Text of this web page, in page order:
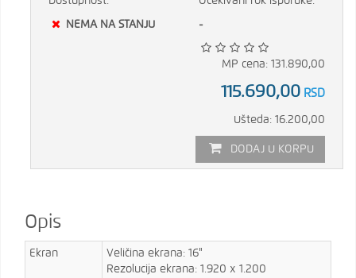
NEMA NA STANJU -
MP cena: 131.890,00
115.690,00 RSD
Ušteda: 16.200,00
DODAJ U KORPU
Opis
Ekran
Veličina ekrana: 16"
Rezolucija ekrana: 1.920 x 1.200